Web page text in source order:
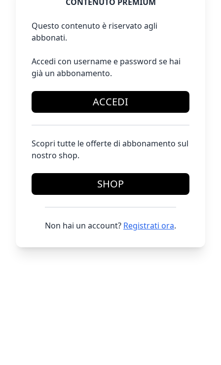
Questo contenuto è riservato agli
abbonati.
Accedi con username e password se hai
già un abbonamento.
ACCEDI
Scopri tutte le offerte di abbonamento sul
nostro shop.
SHOP
Non hai un account? Registrati ora.